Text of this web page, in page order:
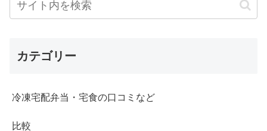
カテゴリー
冷凍宅配弁当・宅食の口コミなど
比較